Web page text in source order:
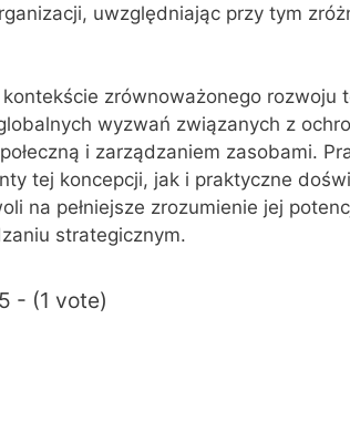
uwzględniając przy tym
zrównoważonego rozwoju
wyzwań związanych z
i zarządzaniem zasobami.
tej koncepcji, jak i praktyczne
na pełniejsze zrozumienie jej
strategicznym.
- (1 vote)